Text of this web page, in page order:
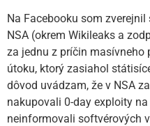
Na Facebooku som
NSA (okrem Wikileaks a
za jednu z príčin masívneho
útoku, ktorý zasiahol
dôvod uvádzam, že v NSA
nakupovali 0-day exploity
neinformovali softvérových